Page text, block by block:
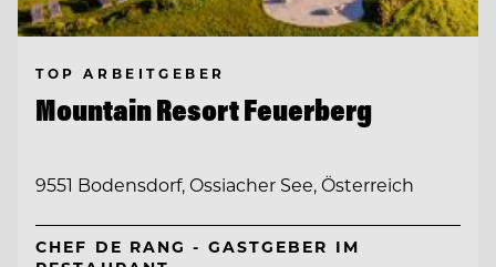
TOP ARBEITGEBER
Mountain Resort Feuerberg
9551 Bodensdorf, Ossiacher See, Österreich
CHEF DE RANG - GASTGEBER IM